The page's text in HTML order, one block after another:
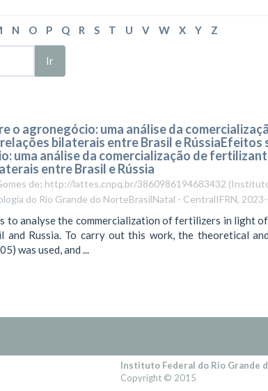
N O P Q R S T U V W X Y Z
Ir
o agronegócio: uma análise da
bilaterais entre Brasil e RússiaEfeitos
uma análise da comercialização de
entre Brasil e Rússia
de; http://lattes.cnpq.br/3860986194683432 (Instituto
do Rio Grande do NorteBrasilNatal - CentralIFRN,
to analyse the commercialization of fertilizers in light
and Russia. To carry out this work, the theoretical
was used, and ...
Instituto Federal do Rio Grande
Copyright © 2015